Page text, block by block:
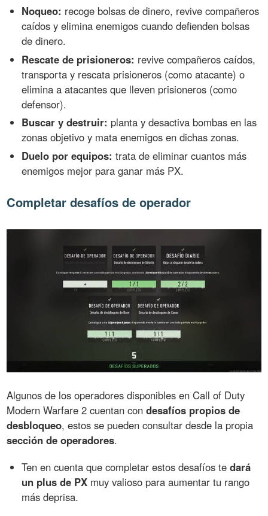
Noqueo: recoge bolsas de dinero, revive compañeros
caídos y elimina enemigos cuando defienden bolsas
de dinero.
Rescate de prisioneros: revive compañeros caídos,
transporta y rescata prisioneros (como atacante) o
elimina a atacantes que lleven prisioneros (como
defensor).
Buscar y destruir: planta y desactiva bombas en las
zonas objetivo y mata enemigos en dichas zonas.
Duelo por equipos: trata de eliminar cuantos más
enemigos mejor para ganar más PX.
Completar desafíos de operador
Algunos de los operadores disponibles en Call of Duty
Modern Warfare 2 cuentan condesafíos propios de
desbloqueo, estos se pueden consultar desde la propia
sección de operadores.
Ten en cuenta que completar estos desafíos tedará
un plus de PX muy valioso para aumentar tu rango
más deprisa.